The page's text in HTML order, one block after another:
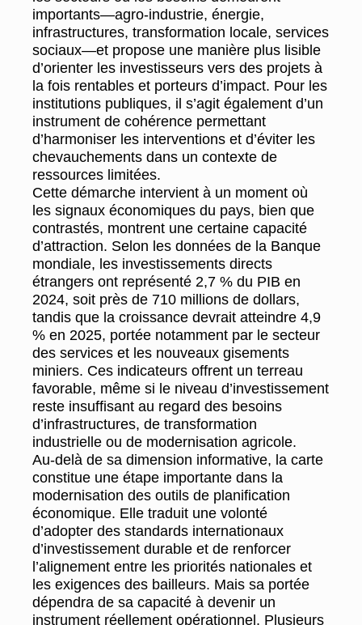
importants—agro-industrie, énergie,
infrastructures, transformation locale, services
sociaux—et propose une manière plus lisible
d’orienter les investisseurs vers des projets à
la fois rentables et porteurs d’impact. Pour les
institutions publiques, il s’agit également d’un
instrument de cohérence permettant
d’harmoniser les interventions et d’éviter les
chevauchements dans un contexte de
ressources limitées.
Cette démarche intervient à un moment où
les signaux économiques du pays, bien que
contrastés, montrent une certaine capacité
d’attraction. Selon les données de la Banque
mondiale, les investissements directs
étrangers ont représenté 2,7 % du PIB en
2024, soit près de 710 millions de dollars,
tandis que la croissance devrait atteindre 4,9
% en 2025, portée notamment par le secteur
des services et les nouveaux gisements
miniers. Ces indicateurs offrent un terreau
favorable, même si le niveau d’investissement
reste insuffisant au regard des besoins
d’infrastructures, de transformation
industrielle ou de modernisation agricole.
Au-delà de sa dimension informative, la carte
constitue une étape importante dans la
modernisation des outils de planification
économique. Elle traduit une volonté
d’adopter des standards internationaux
d’investissement durable et de renforcer
l’alignement entre les priorités nationales et
les exigences des bailleurs. Mais sa portée
dépendra de sa capacité à devenir un
instrument réellement opérationnel. Plusieurs